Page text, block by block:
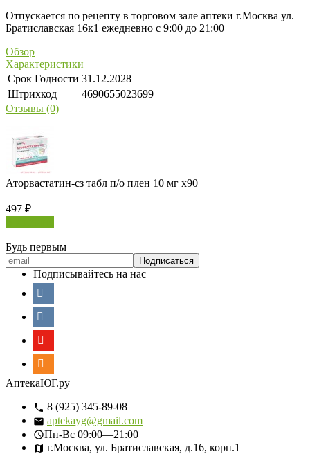
Отпускается по рецепту в торговом зале аптеки г.Москва ул.
Братиславская 16к1 ежедневно с 9:00 до 21:00
Обзор
Характеристики
Срок Годности 31.12.2028
Штрихкод
4690655023699
Отзывы (0)
Аторвастатин-сз табл п/о плен 10 мг х90
497 ₽
Будь первым
Подписывайтесь на нас
АптекаЮГ.ру
8 (925) 345-89-08
aptekayg@gmail.com
Пн-Вс 09:00—21:00
г.Москва, ул. Братиславская, д.16, корп.1